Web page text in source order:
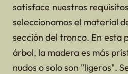
satisface nuestros
seleccionamos el material
sección del tronco. En esta
árbol, la madera es más
nudos o solo son "ligeros".